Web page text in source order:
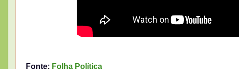
Fonte: Folha Política